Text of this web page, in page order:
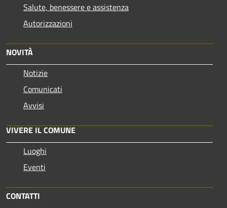
Salute, benessere e assistenza
Autorizzazioni
NOVITÀ
Notizie
Comunicati
Avvisi
VIVERE IL COMUNE
Luoghi
Eventi
CONTATTI